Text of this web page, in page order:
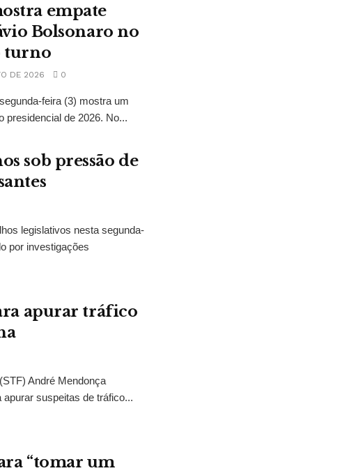
empate
Bolsonaro no
turno
DE 2026 0
feira (3) mostra um
presidencial de 2026. No...
sob pressão de
legislativos nesta segunda-
por investigações
apurar tráfico
André Mendonça
suspeitas de tráfico...
“tomar um